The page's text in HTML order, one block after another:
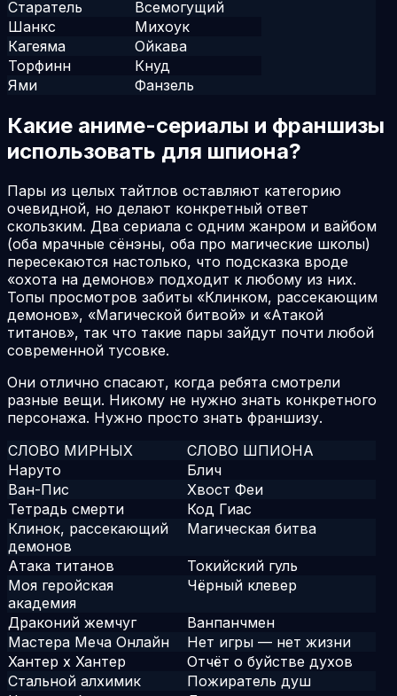
Старатель
Всемогущий
Шанкс
Михоук
Кагеяма
Ойкава
Торфинн
Кнуд
Ями
Фанзель
Какие аниме-сериалы и франшизы
использовать для шпиона?
Пары из целых тайтлов оставляют категорию
очевидной, но делают конкретный ответ
скользким. Два сериала с одним жанром и вайбом
(оба мрачные сёнэны, оба про магические школы)
пересекаются настолько, что подсказка вроде
«охота на демонов» подходит к любому из них.
Топы просмотров забиты «Клинком, рассекающим
демонов», «Магической битвой» и «Атакой
титанов», так что такие пары зайдут почти любой
современной тусовке.
Они отлично спасают, когда ребята смотрели
разные вещи. Никому не нужно знать конкретного
персонажа. Нужно просто знать франшизу.
СЛОВО МИРНЫХ
СЛОВО ШПИОНА
Наруто
Блич
Ван-Пис
Хвост Феи
Тетрадь смерти
Код Гиас
Клинок, рассекающий
демонов
Магическая битва
Атака титанов
Токийский гуль
Моя геройская
академия
Чёрный клевер
Драконий жемчуг
Ванпанчмен
Мастера Меча Онлайн
Нет игры — нет жизни
Хантер х Хантер
Отчёт о буйстве духов
Стальной алхимик
Пожиратель душ